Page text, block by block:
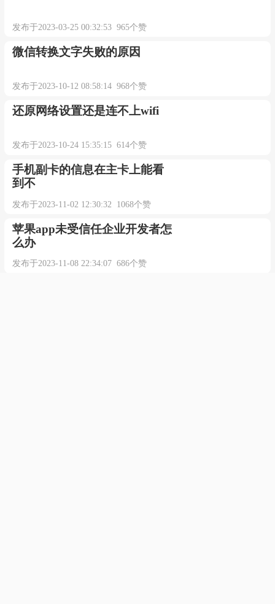
发布于2023-03-25 00:32:53 965个赞
微信转换文字失败的原因
发布于2023-10-12 08:58:14 968个赞
还原网络设置还是连不上wifi
发布于2023-10-24 15:35:15 614个赞
手机副卡的信息在主卡上能看
到不
发布于2023-11-02 12:30:32 1068个赞
苹果app未受信任企业开发者怎
么办
发布于2023-11-08 22:34:07 686个赞